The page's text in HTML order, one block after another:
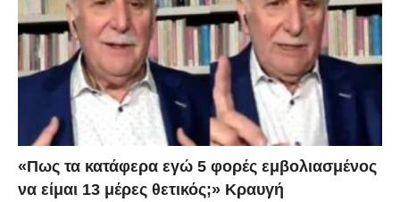
«Πως τα κατάφερα εγώ 5 φορές εμβoλιασμένος
να είμαι 13 μέρες θετικός;» Κραυγή